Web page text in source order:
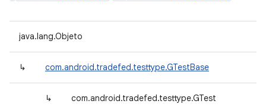
java.lang.Objeto
↳ com.android.tradefed.testtype.GTestBase
↳ com.android.tradefed.testtype.GTest